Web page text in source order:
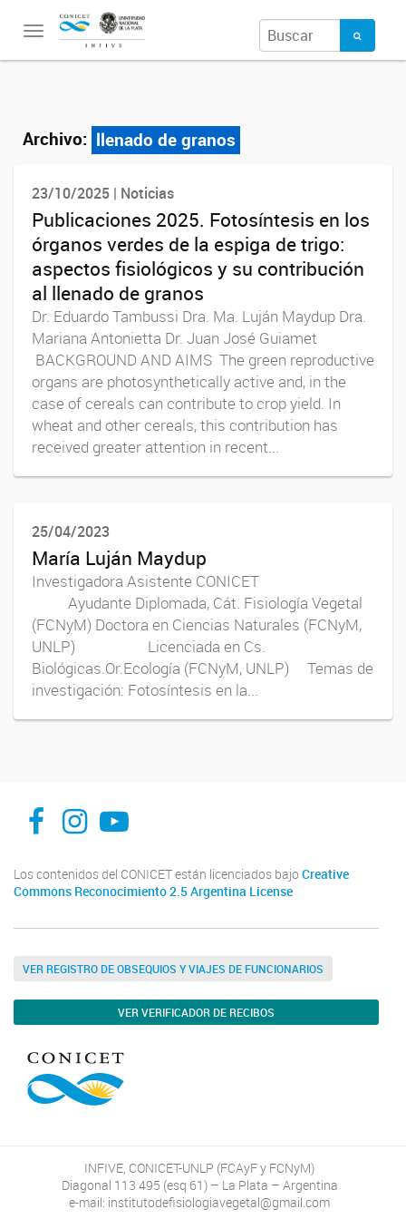
Toggle
navigation
Archivo: llenado de granos
23/10/2025 | Noticias
Publicaciones 2025. Fotosíntesis en los
órganos verdes de la espiga de trigo:
aspectos fisiológicos y su contribución
al llenado de granos
Dr. Eduardo Tambussi Dra. Ma. Luján Maydup Dra.
Mariana Antonietta Dr. Juan José Guiamet
BACKGROUND AND AIMS The green reproductive
organs are photosynthetically active and, in the
case of cereals can contribute to crop yield. In
wheat and other cereals, this contribution has
received greater attention in recent...
25/04/2023
María Luján Maydup
Investigadora Asistente CONICET
Ayudante Diplomada, Cát. Fisiología Vegetal
(FCNyM) Doctora en Ciencias Naturales (FCNyM,
UNLP) Licenciada en Cs.
Biológicas.Or.Ecología (FCNyM, UNLP) Temas de
investigación: Fotosíntesis en la...
INFIVE La Plata Instituto de Fisiología Vegetal, La Plata
Los contenidos del CONICET están licenciados bajo Creative
Commons Reconocimiento 2.5 Argentina License
VER REGISTRO DE OBSEQUIOS Y VIAJES DE FUNCIONARIOS
VER VERIFICADOR DE RECIBOS
INFIVE, CONICET-UNLP (FCAyF y FCNyM)
Diagonal 113 495 (esq 61) – La Plata – Argentina
e-mail: institutodefisiologiavegetal@gmail.com